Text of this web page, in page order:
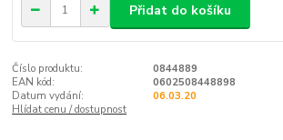
Přidat do košíku
Číslo produktu:
0844889
EAN kód:
0602508448898
Datum vydání:
06.03.20
Hlídat cenu / dostupnost